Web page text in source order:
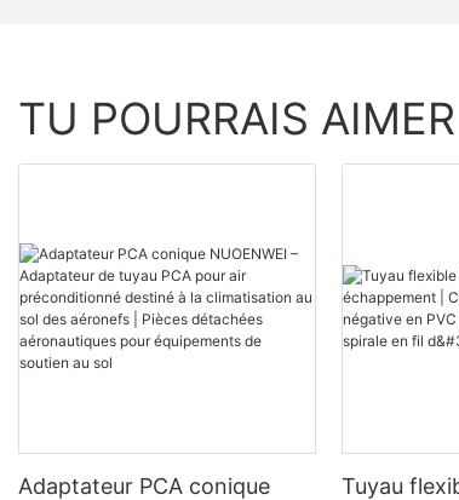
TU POURRAIS AIMER
Adaptateur PCA conique
Tuyau